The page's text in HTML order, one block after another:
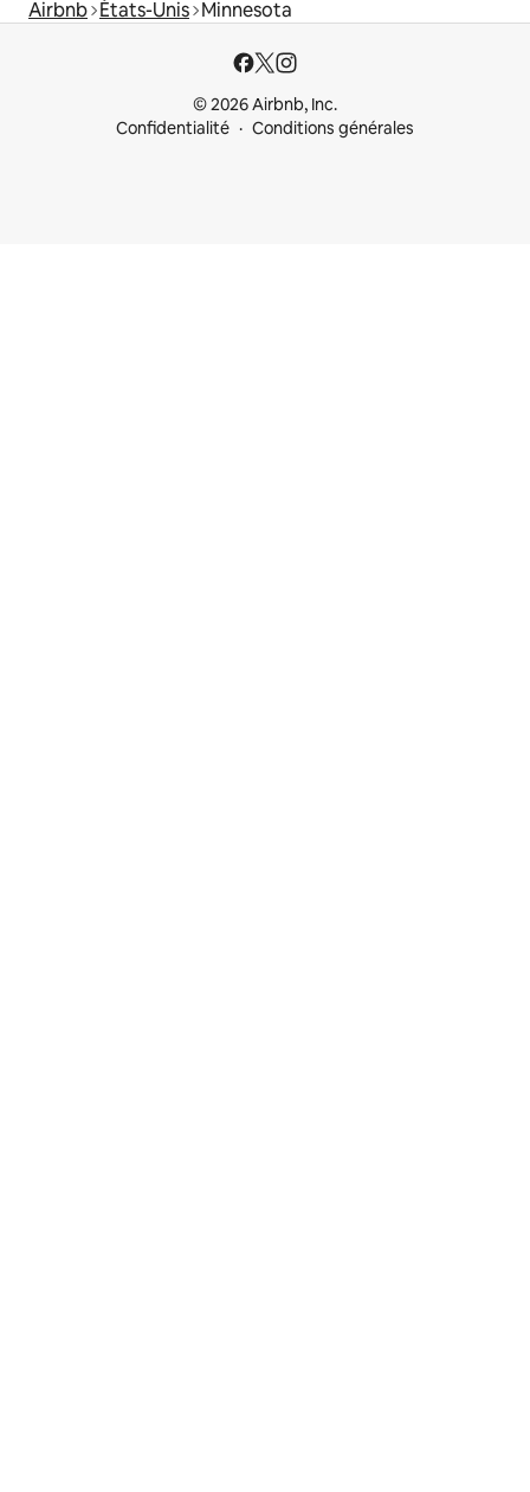
Airbnb États-Unis Minnesota
© 2026 Airbnb, Inc.
Confidentialité
Conditions générales